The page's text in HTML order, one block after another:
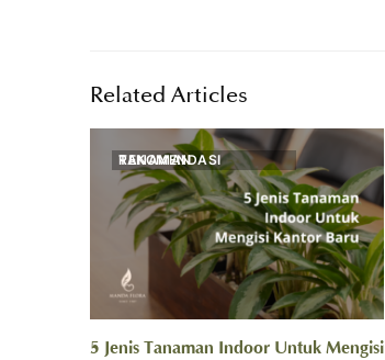
Related Articles
REKOMENDASI TANAMAN
5 Jenis Tanaman Indoor Untuk Mengisi